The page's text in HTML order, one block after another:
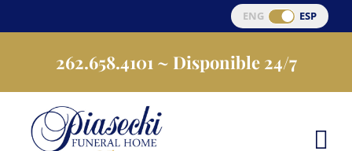
al
contenido
ENG ESP
262.658.4101~ Disponible 24/7